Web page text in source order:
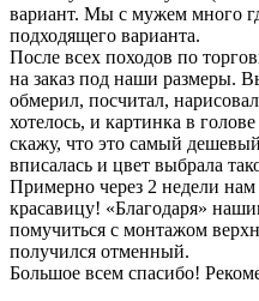
вариант. Мы с мужем много
подходящего варианта.
После всех походов по
на заказ под наши размеры.
обмерил, посчитал,
хотелось, и картинка в
скажу, что это самый
вписалась и цвет выбрала
Примерно через 2 недели
красавицу! «Благодаря»
помучиться с монтажом
получился отменный.
Большое всем спасибо!